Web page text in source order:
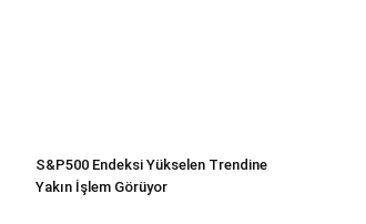
S&P500 Endeksi Yükselen Trendine
Yakın İşlem Görüyor